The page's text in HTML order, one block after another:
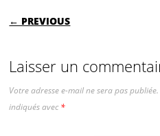
POST
← PREVIOUS
Laisser un
Votre adresse e-mail ne sera pas publiée.
indiqués avec*